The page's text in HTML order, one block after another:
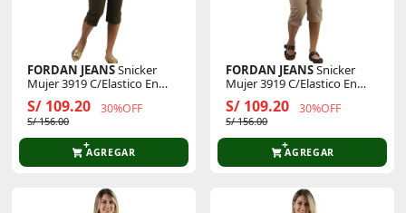
FORDAN JEANSSnicker
Mujer 3919 C/Elastico En
Espalda
S/ 109.20 30%OFF
S/ 156.00
AGREGAR
FORDAN JEANSSnicker
Mujer 3919 C/Elastico En
Espalda
S/ 109.20 30%OFF
S/ 156.00
AGREGAR